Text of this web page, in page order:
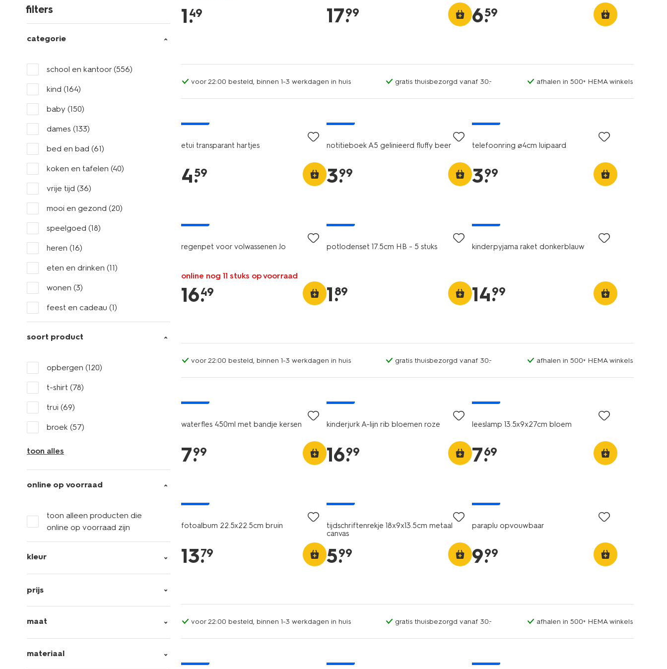
filters
categorie
school en kantoor (556)
kind (164)
baby (150)
dames (133)
bed en bad (61)
koken en tafelen (40)
vrije tijd (36)
mooi en gezond (20)
speelgoed (18)
heren (16)
eten en drinken (11)
wonen (3)
feest en cadeau (1)
soort product
opbergen (120)
t-shirt (78)
trui (69)
broek (57)
toon alles
online op voorraad
toon alleen producten die
online op voorraad zijn
kleur
prijs
maat
materiaal
1.
49 17.
99 6.
59
voor 22:00 besteld, binnen 1-3 werkdagen in huis gratis thuisbezorgd vanaf 30.- afhalen in 500+ HEMA winkels
etui transparant hartjes
4.
59
notitieboek A5 gelinieerd fluffy beer
3.
99
telefoonring ⌀4cm luipaard
3.
99
regenpet voor volwassenen Jo
online nog 11 stuks op voorraad
16.
49
potlodenset 17.5cm HB - 5 stuks
1.
89
kinderpyjama raket donkerblauw
14.
99
voor 22:00 besteld, binnen 1-3 werkdagen in huis gratis thuisbezorgd vanaf 30.- afhalen in 500+ HEMA winkels
waterfles 450ml met bandje kersen
7.
99
kinderjurk A-lijn rib bloemen roze
16.
99
leeslamp 13.5x9x27cm bloem
7.
69
fotoalbum 22.5x22.5cm bruin
13.
79
tijdschriftenrekje 18x9x13.5cm metaal
canvas
5.
99
paraplu opvouwbaar
9.
99
voor 22:00 besteld, binnen 1-3 werkdagen in huis gratis thuisbezorgd vanaf 30.- afhalen in 500+ HEMA winkels